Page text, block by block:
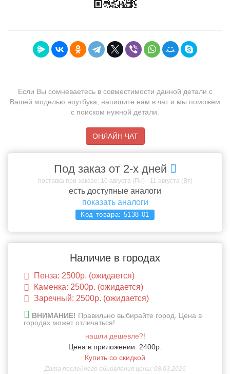
Если Вы сомневаетесь в совместимости данной детали с
Вашей моделью ноутбука, напишите нам в чат и мы поможем
с поиском нужной детали.
ОНЛАЙН ЧАТ
Под заказ от 2-х дней
поставка при заказе: 10 августа (Пн) - 11 августа (Вт)
есть доступные аналоги
показать аналоги
Код товара: 5138-01
Наличие в городах
Пенза: 2500р. (ожидается)
Каменка: 2500р. (ожидается)
Заречный: 2500р. (ожидается)
ВНИМАНИЕ! Правильно выбирайте город. Цена в
городах может отличаться!
нашли дешевле?!
Цена в приложении: 2400р.
Купить со скидкой
Дата последнего обновления цены: 08.03.2026